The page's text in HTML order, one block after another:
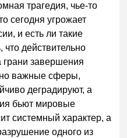
трагедия, чье-то
сегодня угрожает
и есть ли такие
действительно
завершения
важные сферы,
деградируют, а
бьют мировые
системный характер, а
одного из